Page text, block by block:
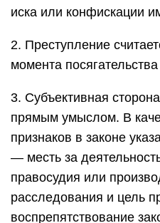
иска или конфискации
2. Преступление
момента
3. Субъективная
прямым умыслом. В
признаков в законе
— месть за
правосудия или
расследования и цель
воспрепятствование